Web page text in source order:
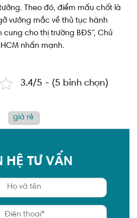
Theo đó, điểm mấu chốt là
vướng mắc về thủ tục hành
cho thị trường BĐS”, Chủ
nhấn mạnh.
3.4/5 - (5 bình chọn)
giá rẻ
HỆ TƯ VẤN